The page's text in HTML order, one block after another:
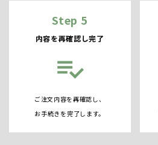
Step 5
内容を再確認し完了
playlist_add_check
ご注文内容を再確認し、
お手続きを完了します。